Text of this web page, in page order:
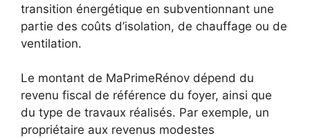
transition énergétique en subventionnant une
partie des coûts d’isolation, de chauffage ou de
ventilation.
Le montant de MaPrimeRénov dépend du
revenu fiscal de référence du foyer, ainsi que
du type de travaux réalisés. Par exemple, un
propriétaire aux revenus modestes